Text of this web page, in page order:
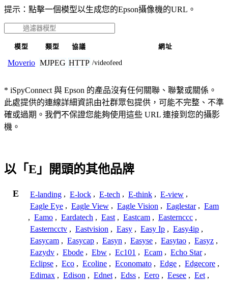
提示：點擊一個模型以生成您的Epson攝像機的URL。
模型 類型 協議 網址
Moverio MJPEG HTTP /videofeed
* iSpyConnect 與 Epson 的產品沒有任何關聯、聯繫或關係。
此處提供的連線詳細資訊由社群眾包提供，可能不完整、不準
確或過期。我們不保證您能夠使用這些 URL 連接到您的攝影
機。
以「E」開頭的其他品牌
E E-landing , E-lock , E-tech , E-think , E-view ,
Eagle Eye , Eagle View , Eagle Vision , Eaglestar , Eam
, Eamo , Eardatech , East , Eastcam , Easternccc ,
Easterncctv , Eastvision , Easy , Easy Ip , Easy4ip ,
Easycam , Easycap , Easyn , Easyse , Easytao , Easyz ,
Eazydv , Ebode , Ebw , Ec101 , Ecam , Echo Star ,
Eclipse , Eco , Ecoline , Economato , Edge , Edgecore ,
Edimax , Edison , Ednet , Edss , Eero , Eesee , Eet ,